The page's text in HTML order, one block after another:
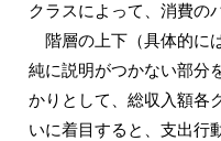
クラスによって、消費の
階層の上下（具体的に
純に説明がつかない部分
かりとして、総収入額各
いに着目すると、支出行